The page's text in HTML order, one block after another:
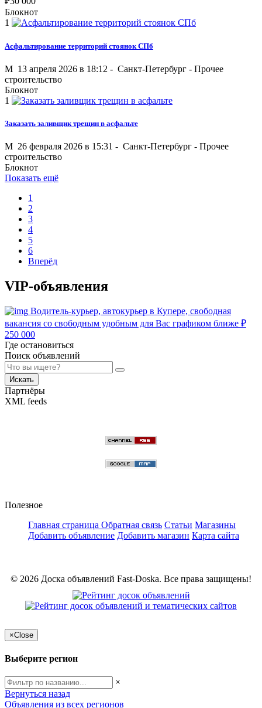
Блокнот
1
Асфальтирование территорий стоянок СПб
M 13 апреля 2026 в 18:12 - Санкт-Петербург - Прочее
строительство
Блокнот
1
Заказать заливщик трещин в асфальте
M 26 февраля 2026 в 15:31 - Санкт-Петербург - Прочее
строительство
Блокнот
Показать ещё
1
2
3
4
5
6
Вперёд
VIP-объявления
Водитель-курьер, автокурьер в Купере, свободная
вакансия со свободным удобным для Вас графиком ближе ₽
250 000
Где остановиться
Поиск объявлений
Искать
Партнёры
XML feeds
Полезное
Главная страница Обратная связь Статьи Магазины
Добавить объявление Добавить магазин Карта сайта
© 2026 Доска объявлений Fast-Doska. Все права защищены!
×Close
Выберите регион
×
Вернуться назад
Объявления из всех регионов